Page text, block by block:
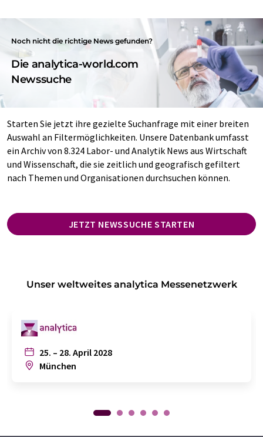
Noch nicht die richtige News gefunden?
Die analytica-world.com
Newssuche
Starten Sie jetzt ihre gezielte Suchanfrage mit einer breiten
Auswahl an Filtermöglichkeiten. Unsere Datenbank umfasst
ein Archiv von 8.324 Labor- und Analytik News aus Wirtschaft
und Wissenschaft, die sie zeitlich und geografisch gefiltert
nach Themen und Organisationen durchsuchen können.
JETZT NEWSSUCHE STARTEN
Unser weltweites analytica Messenetzwerk
25. – 28. April 2028
München